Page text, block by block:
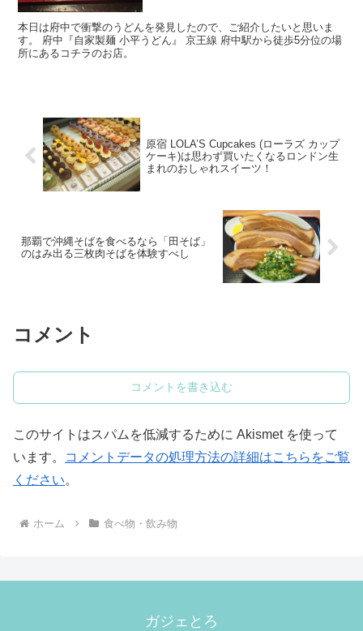
本日は府中で衝撃のうどんを発見したので、ご紹介したいと思いま
す。 府中『自家製麺 小平うどん』 京王線 府中駅から徒歩5分位の場
所にあるコチラのお店。
原宿 LOLA’S Cupcakes (ローラズ カップ
ケーキ)は思わず買いたくなるロンドン生
まれのおしゃれスイーツ！
那覇で沖縄そばを食べるなら「田そば」
のはみ出る三枚肉そばを体験すべし
コメント
コメントを書き込む
このサイトはスパムを低減するために Akismet を使って
います。
コメントデータの処理方法の詳細はこちらをご覧
ください。
ホーム 食べ物・飲み物
ガジェとろ